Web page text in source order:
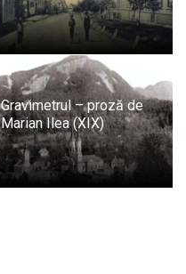
Gravimetrul – proză de
Marian Ilea (XIX)